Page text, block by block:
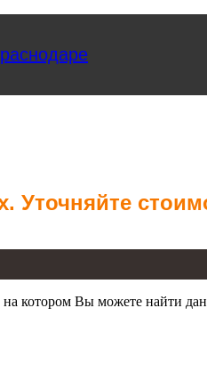
Уточняйте
котором Вы можете найти